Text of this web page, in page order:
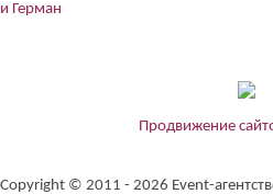
и Герман
Продвижение
Copyright © 2011 - 2026 Event-